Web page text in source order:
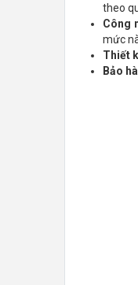
theo
Công
mức
Thiết
Bảo